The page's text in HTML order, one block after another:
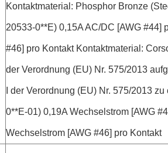
Kontaktmaterial: Phosphor Bronze
20533-0**E) 0,15A AC/DC [AWG #44]
#46] pro Kontakt Kontaktmaterial:
der Verordnung (EU) Nr. 575/2013
I der Verordnung (EU) Nr. 575/2013
0**E-01) 0,19A Wechselstrom [AWG
Wechselstrom [AWG #46] pro Kontakt